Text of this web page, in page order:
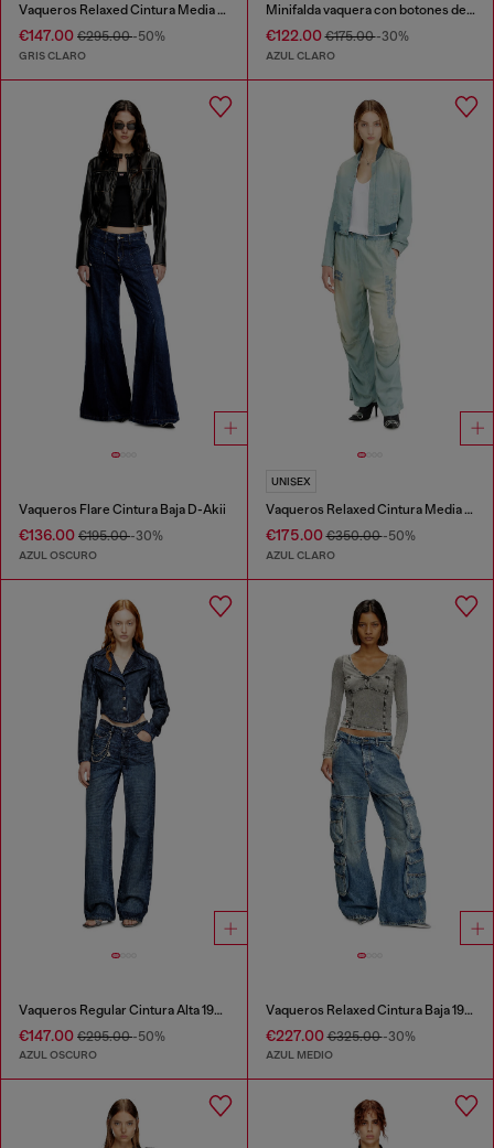
Vaqueros Relaxed Cintura Media 1997 D-Enim-M
€147.00 €295.00-50%
GRIS CLARO
Minifalda vaquera con botones delanteros
€122.00€175.00-30%
AZUL CLARO
Vaqueros Flare Cintura Baja D-Akii
€136.00 €195.00-30%
AZUL OSCURO
UNISEX
Vaqueros Relaxed Cintura Media D-Pari
€175.00€350.00-50%
AZUL CLARO
Vaqueros Regular Cintura Alta 1971 D-Sent
€147.00 €295.00-50%
AZUL OSCURO
Vaqueros Relaxed Cintura Baja 1996 D-Sire
€227.00€325.00-30%
AZUL MEDIO